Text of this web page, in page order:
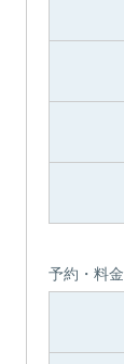
予約・料金